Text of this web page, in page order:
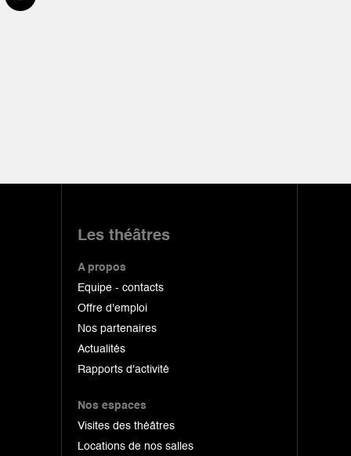
Les théâtres
A propos
Equipe - contacts
Offre d'emploi
Nos partenaires
Actualités
Rapports d'activité
Nos espaces
Visites des théâtres
Locations de nos salles